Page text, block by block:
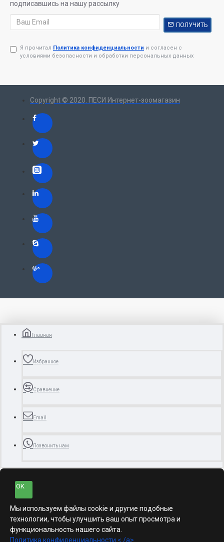
подписавшись на нашу рассылку
ПОЛУЧИТЬ
Я прочитал Политика конфиденциальности и согласен с
условиями безопасности и обработки персональных данных
Copyright © 2020. ПЕСИ Интернет-зоомагазин
Главная
Избранное
Сравнение
Email
Позвонить нам
OK
Мы используем файлы cookie и другие подобные
технологии, чтобы улучшить ваш опыт просмотра и
функциональность нашего сайта.
Политика конфиденциальности < /a>.